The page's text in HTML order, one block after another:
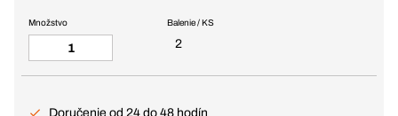
Balenie / KS
2
Množstvo
Doručenie od 24 do 48 hodín